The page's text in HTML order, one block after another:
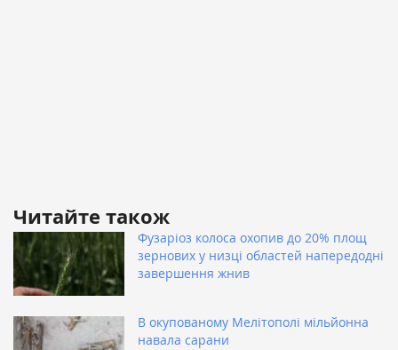
Читайте також
Фузаріоз колоса охопив до 20% площ
зернових у низці областей напередодні
завершення жнив
В окупованому Мелітополі мільйонна
навала сарани